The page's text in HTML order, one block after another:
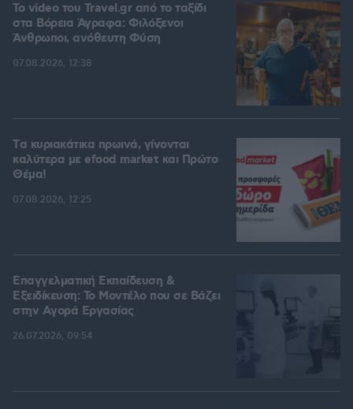
To video του Travel.gr από το ταξίδι
στα Βόρεια Άγραφα: Φιλόξενοι
Άνθρωποι, ανόθευτη Φύση
07.08.2026, 12:38
Tα κυριακάτικα πρωινά, γίνονται
καλύτερα με efood market και Πρώτο
Θέμα!
07.08.2026, 12:25
Επαγγελματική Εκπαίδευση &
Εξειδίκευση: Το Mοντέλο που σε Bάζει
στην Aγορά Eργασίας
26.07.2026, 09:54